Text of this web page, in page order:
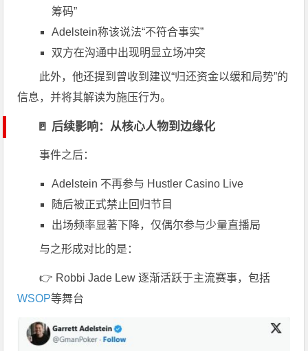
筹码”
Adelstein称该说法“不符合事实”
双方在沟通中出现明显立场冲突
此外，他还提到曾收到建议“归还资金以缓和局势”的
信息，并将其解读为施压行为。
🚪 后续影响：从核心人物到边缘化
事件之后：
Adelstein 不再参与 Hustler Casino Live
随后被正式禁止回归节目
出场频率显著下降，仅偶尔参与少量直播局
与之形成对比的是：
👉 Robbi Jade Lew 逐渐活跃于主流赛事，包括
WSOP等舞台